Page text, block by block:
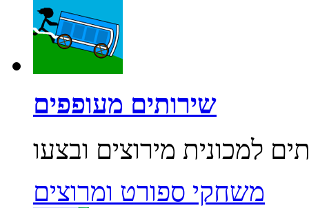
שירותים מעופפים
משחקי ספורט ומרוצים